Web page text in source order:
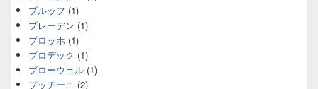
ブルッフ (1)
ブレーデン (1)
ブロッホ (1)
ブロデック (1)
ブローウェル (1)
プッチーニ (2)